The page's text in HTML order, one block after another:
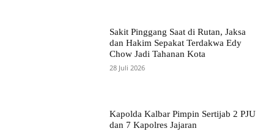
Sakit Pinggang Saat di Rutan, Jaksa
dan Hakim Sepakat Terdakwa Edy
Chow Jadi Tahanan Kota
28 Juli 2026
Kapolda Kalbar Pimpin Sertijab 2 PJU
dan 7 Kapolres Jajaran